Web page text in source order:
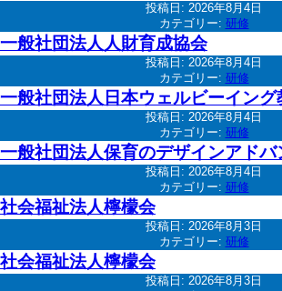
投稿日: 2026年8月4日
カテゴリー: 研修
一般社団法人人財育成協会
投稿日: 2026年8月4日
カテゴリー: 研修
一般社団法人日本ウェルビーイン
投稿日: 2026年8月4日
カテゴリー: 研修
一般社団法人保育のデザインアドバ
投稿日: 2026年8月4日
カテゴリー: 研修
社会福祉法人檸檬会
投稿日: 2026年8月3日
カテゴリー: 研修
社会福祉法人檸檬会
投稿日: 2026年8月3日